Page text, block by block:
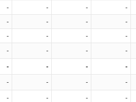
- - - -
- - - -
- - - -
- - - -
- - - -
- - - -
- - - -